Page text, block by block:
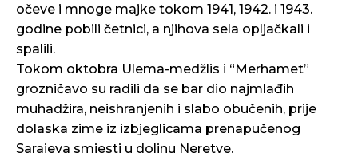
očeve i mnoge majke tokom 1941, 1942. i 1943.
godine pobili četnici, a njihova sela opljačkali i
spalili.
Tokom oktobra Ulema-medžlis i “Merhamet”
grozničavo su radili da se bar dio najmlađih
muhadžira, neishranjenih i slabo obučenih, prije
dolaska zime iz izbjeglicama prenapučenog
Sarajeva smjesti u dolinu Neretve.